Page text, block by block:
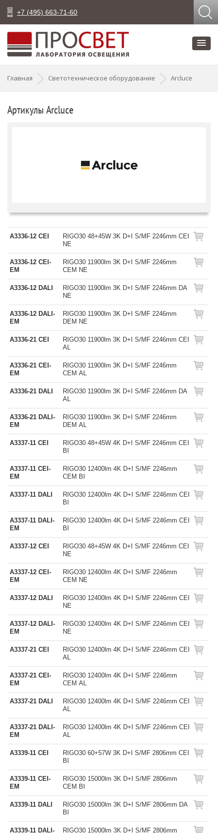
+7 (495) 663-71-60
Главная Светотехническое оборудование Arcluce
Артикулы Arcluce
A3336-12 CEI
RIGO30 48+45W 3K D+I S/MF 2246mm CEI
NE
A3336-12 CEI-
EM
RIGO30 11900lm 3K D+I S/MF 2246mm
CEM NE
A3336-12 DALI
RIGO30 11900lm 3K D+I S/MF 2246mm DA
NE
A3336-12 DALI-
EM
RIGO30 11900lm 3K D+I S/MF 2246mm
DEM NE
A3336-21 CEI
RIGO30 11900lm 3K D+I S/MF 2246mm CEI
AL
A3336-21 CEI-
EM
RIGO30 11900lm 3K D+I S/MF 2246mm
CEM AL
A3336-21 DALI
RIGO30 11900lm 3K D+I S/MF 2246mm DA
AL
A3336-21 DALI-
EM
RIGO30 11900lm 3K D+I S/MF 2246mm
DEM AL
A3337-11 CEI
RIGO30 48+45W 4K D+I S/MF 2246mm CEI
BI
A3337-11 CEI-
EM
RIGO30 12400lm 4K D+I S/MF 2246mm
CEM BI
A3337-11 DALI
RIGO30 12400lm 4K D+I S/MF 2246mm CEI
BI
A3337-11 DALI-
EM
RIGO30 12400lm 4K D+I S/MF 2246mm CEI
BI
A3337-12 CEI
RIGO30 48+45W 4K D+I S/MF 2246mm CEI
NE
A3337-12 CEI-
EM
RIGO30 12400lm 4K D+I S/MF 2246mm
CEM NE
A3337-12 DALI
RIGO30 12400lm 4K D+I S/MF 2246mm CEI
NE
A3337-12 DALI-
EM
RIGO30 12400lm 4K D+I S/MF 2246mm CEI
NE
A3337-21 CEI
RIGO30 12400lm 4K D+I S/MF 2246mm CEI
AL
A3337-21 CEI-
EM
RIGO30 12400lm 4K D+I S/MF 2246mm
CEM AL
A3337-21 DALI
RIGO30 12400lm 4K D+I S/MF 2246mm CEI
AL
A3337-21 DALI-
EM
RIGO30 12400lm 4K D+I S/MF 2246mm CEI
AL
A3339-11 CEI
RIGO30 60+57W 3K D+I S/MF 2806mm CEI
BI
A3339-11 CEI-
EM
RIGO30 15000lm 3K D+I S/MF 2806mm
CEM BI
A3339-11 DALI
RIGO30 15000lm 3K D+I S/MF 2806mm DA
BI
A3339-11 DALI-
RIGO30 15000lm 3K D+I S/MF 2806mm